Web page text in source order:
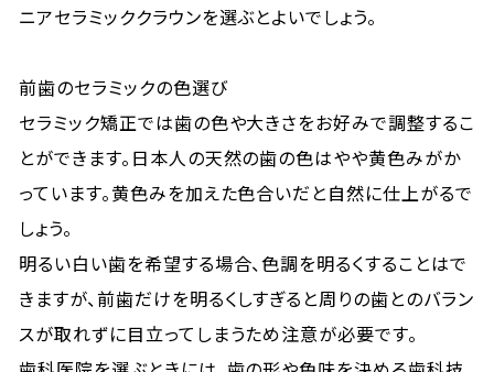
ニアセラミッククラウンを選ぶとよいでしょう。
前歯のセラミックの色選び
セラミック矯正では歯の色や大きさをお好みで調整するこ
とができます。日本人の天然の歯の色はやや黄色みがか
っています。黄色みを加えた色合いだと自然に仕上がるで
しょう。
明るい白い歯を希望する場合、色調を明るくすることはで
きますが、前歯だけを明るくしすぎると周りの歯とのバラン
スが取れずに目立ってしまうため注意が必要です。